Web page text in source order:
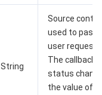
String
Source
used to pass
user request
The callback
status
the value of